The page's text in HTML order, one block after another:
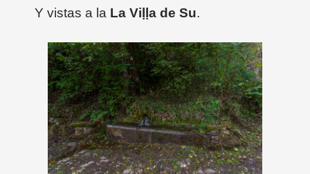
Y vistas a la La Viḷḷa de Su.